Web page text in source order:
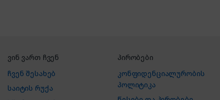
ვინ ვართ ჩვენ
ჩვენ შესახებ
საიტის რუქა
პირობები
კონფიდენციალურობის
პოლიტიკა